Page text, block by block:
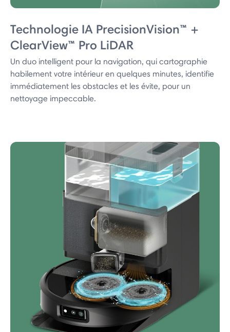
Technologie IA PrecisionVision™ +
ClearView™ Pro LiDAR
Un duo intelligent pour la navigation, qui cartographie
habilement votre intérieur en quelques minutes, identifie
immédiatement les obstacles et les évite, pour un
nettoyage impeccable.